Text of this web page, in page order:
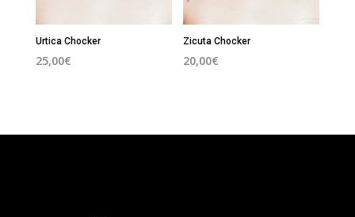
Urtica Chocker
25,00€
Zicuta Chocker
20,00€